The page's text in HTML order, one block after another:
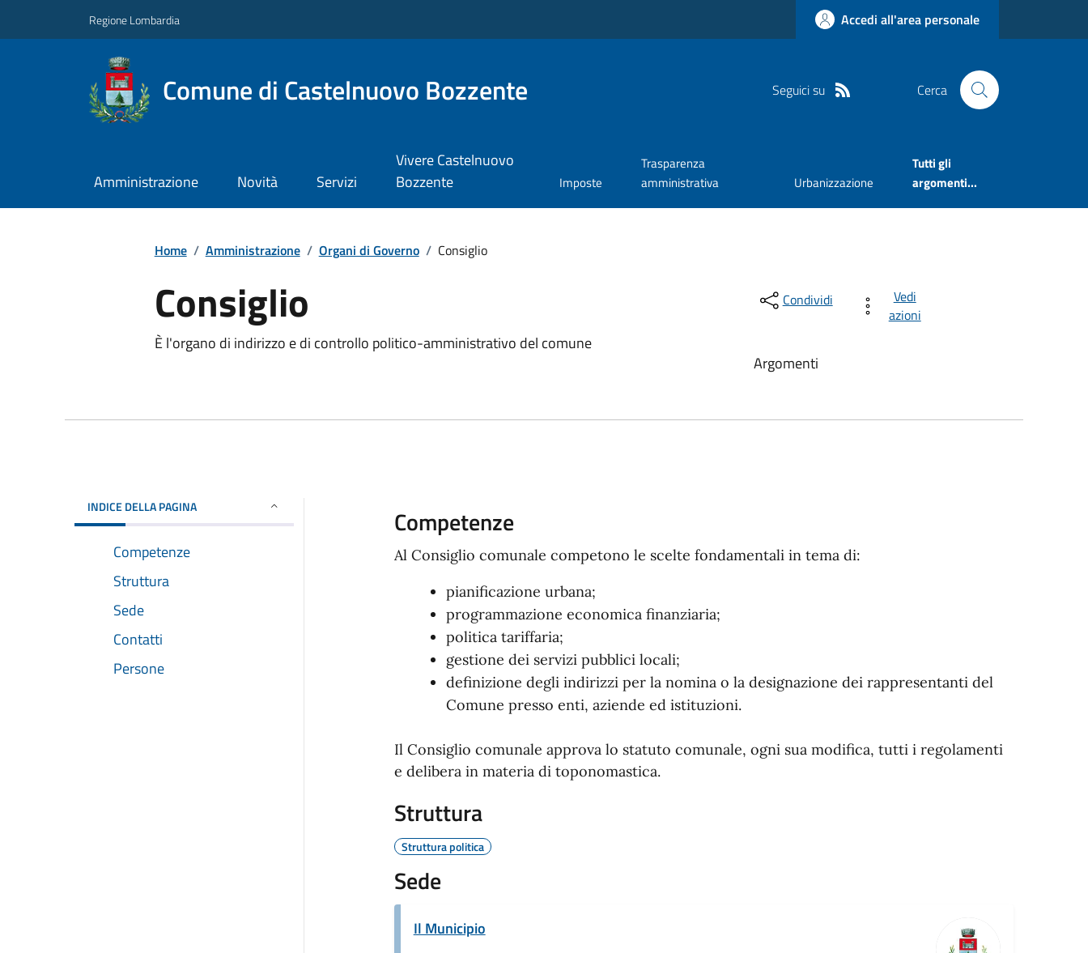
Regione Lombardia Accedi all'area personale
Comune di Castelnuovo Bozzente Seguici su Cerca
Amministrazione Novità Servizi
Vivere Castelnuovo
Bozzente
Imposte
Trasparenza
amministrativa
Urbanizzazione
Tutti gli
argomenti...
Home / Amministrazione / Organi di Governo / Consiglio
Consiglio
È l'organo di indirizzo e di controllo politico-amministrativo del comune
Condividi
Vedi
azioni
Argomenti
INDICE DELLA PAGINA
Competenze
Struttura
Sede
Contatti
Persone
Competenze
Al Consiglio comunale competono le scelte fondamentali in tema di:
pianificazione urbana;
programmazione economica finanziaria;
politica tariffaria;
gestione dei servizi pubblici locali;
definizione degli indirizzi per la nomina o la designazione dei rappresentanti del
Comune presso enti, aziende ed istituzioni.
Il Consiglio comunale approva lo statuto comunale, ogni sua modifica, tutti i regolamenti
e delibera in materia di toponomastica.
Struttura
Struttura politica
Sede
Il Municipio